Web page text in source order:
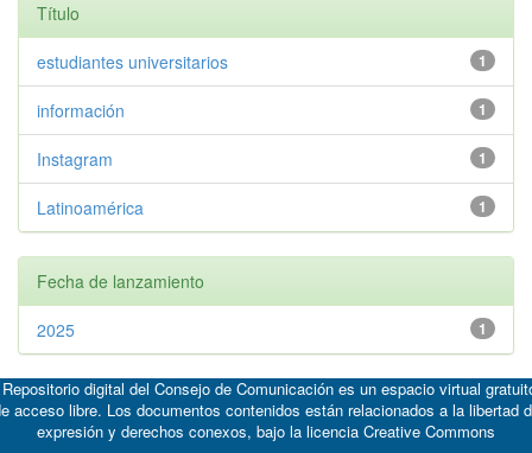
Título
1
estudiantes universitarios
1
información
1
Instagram
1
Latinoamérica
Fecha de lanzamiento
1
2025
digital del Consejo de Comunicación es un espacio virtual
acceso libre. Los documentos contenidos están relacionados a la libertad
expresión y derechos conexos, bajo la licencia Creative Commons